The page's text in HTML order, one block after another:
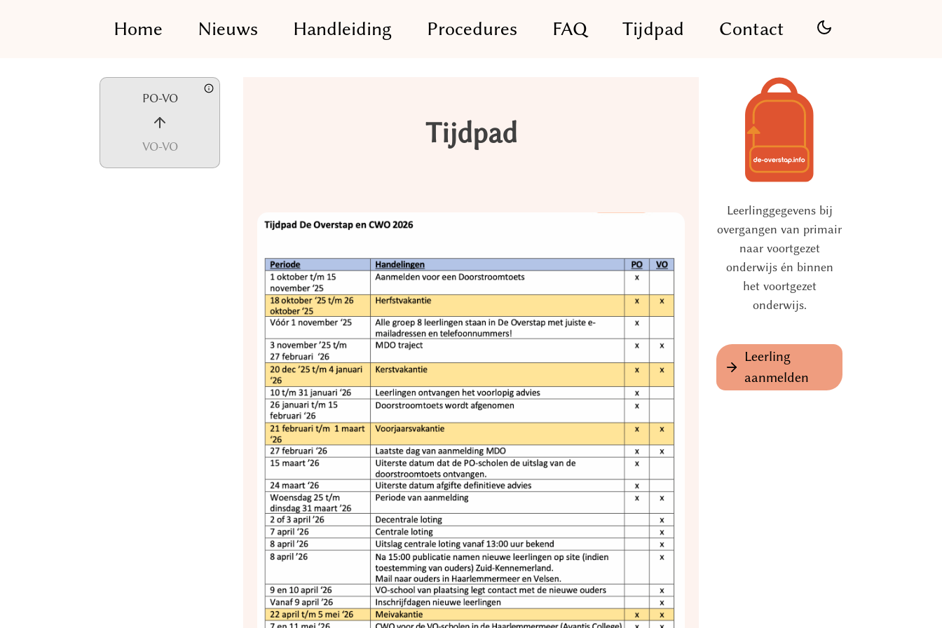
Home Nieuws Handleiding Procedures FAQ Tijdpad Contact
PO-VO
VO-VO
Leerlinggegevens bij
overgangen van primair
naar voortgezet
onderwijs én binnen
het voortgezet
onderwijs.
Leerling
aanmelden
Tijdpad